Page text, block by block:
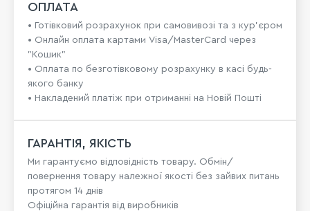
ОПЛАТА
• Готівковий розрахунок при самовивозі та з кур’єром
• Онлайн оплата картами Visa/MasterCard через
"Кошик"
• Оплата по безготівковому розрахунку в касі будь-
якого банку
• Накладений платіж при отриманні на Новій Пошті
ГАРАНТІЯ, ЯКІСТЬ
Ми гарантуємо відповідність товару. Обмін/
повернення товару належної якості без зайвих питань
протягом 14 днів
Офіційна гарантія від виробників